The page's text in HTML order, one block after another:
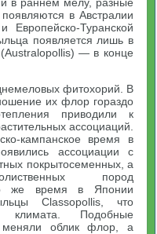
в Австралии
Европейско-Туранской
появляется лишь в
— в конце
фитохорий. В
их флор гораздо
приводили к
ассоциаций.
кампанское время в
ассоциации с
покрытосеменных, а
пород
же время в Японии
Classopollis, что
климата. Подобные
меняли облик флор, а